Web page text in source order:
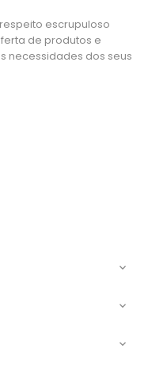
escrupuloso
de produtos e
necessidades dos seus


